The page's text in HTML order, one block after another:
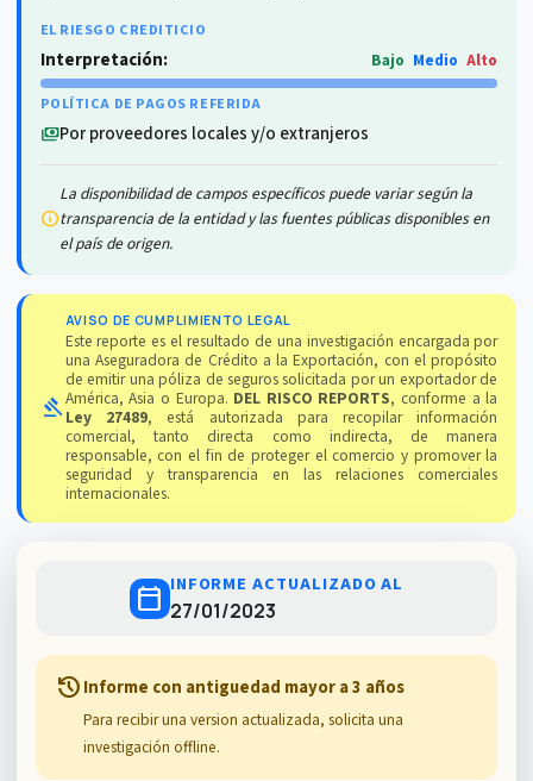
EL RIESGO CREDITICIO
Interpretación: Bajo Medio Alto
POLÍTICA DE PAGOS REFERIDA
paymentsPor proveedores locales y/o extranjeros
info
La disponibilidad de campos específicos puede variar según la
transparencia de la entidad y las fuentes públicas disponibles en
el país de origen.
gavel
AVISO DE CUMPLIMIENTO LEGAL
Este reporte es el resultado de una investigación encargada por
una Aseguradora de Crédito a la Exportación, con el propósito
de emitir una póliza de seguros solicitada por un exportador de
América, Asia o Europa. DEL RISCO REPORTS, conforme a la
Ley 27489, está autorizada para recopilar información
comercial, tanto directa como indirecta, de manera
responsable, con el fin de proteger el comercio y promover la
seguridad y transparencia en las relaciones comerciales
internacionales.
calendar_today INFORME ACTUALIZADO AL
27/01/2023
historyInforme con antiguedad mayor a 3 años
Para recibir una version actualizada, solicita una
investigación offline.